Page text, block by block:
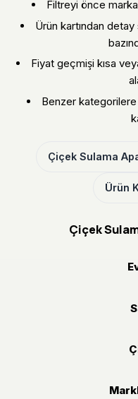
Filtreyi önce marka
Ürün kartından
Fiyat geçmişi kısa
Benzer
Çiçek Sulama
Ürün
Çiçek